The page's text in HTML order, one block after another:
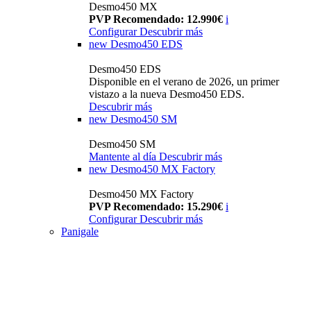
Desmo450 MX
PVP Recomendado: 12.990€ i
Configurar Descubrir más
new Desmo450 EDS
Desmo450 EDS
Disponible en el verano de 2026, un primer
vistazo a la nueva Desmo450 EDS.
Descubrir más
new Desmo450 SM
Desmo450 SM
Mantente al día Descubrir más
new Desmo450 MX Factory
Desmo450 MX Factory
PVP Recomendado: 15.290€ i
Configurar Descubrir más
Panigale